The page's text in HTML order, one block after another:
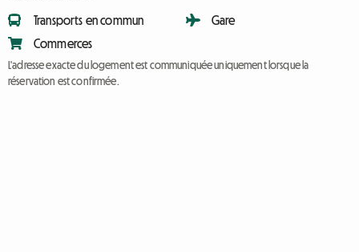
Transports en commun
Commerces
Gare
L'adresse exacte du logement est communiquée uniquement lorsque la
réservation est confirmée.